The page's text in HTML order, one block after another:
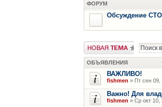
ФОРУМ
Обсуждение СТО
Новая тема
ОБЪЯВЛЕНИЯ
ВАЖЛИВО!
fishmen » Пт сен 09,
Важно! Для
fishmen » Ср окт 10,